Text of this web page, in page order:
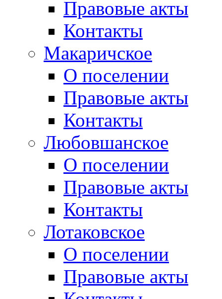
Правовые акты
Контакты
Макаричское
О поселении
Правовые акты
Контакты
Любовшанское
О поселении
Правовые акты
Контакты
Лотаковское
О поселении
Правовые акты